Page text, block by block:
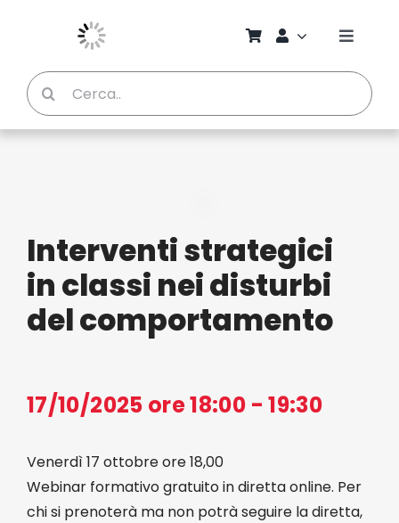
Toggle
Chi
Cerca
per:
Interventi strategici
in classi nei disturbi
del comportamento
17/10/2025 ore 18:00 - 19:30
Venerdì 17 ottobre ore 18,00
Webinar formativo gratuito in diretta online. Per
chi si prenoterà ma non potrà seguire la diretta,